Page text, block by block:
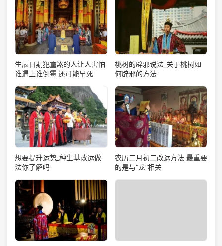
生辰日期犯童煞的人让人害怕
谁遇上谁倒霉 还可能早死
桃树的辟邪说法_关于桃树如
何辟邪的方法
想要提升运势_种生基改运做
法你了解吗
农历二月初二改运方法 最重要
的是与“龙”相关